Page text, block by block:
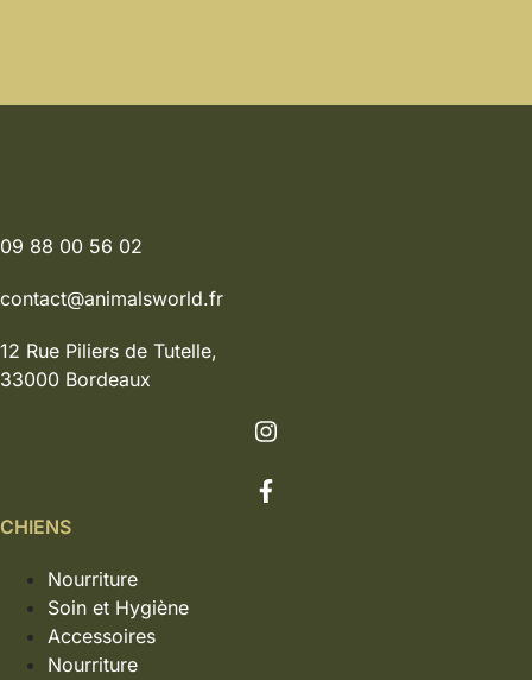
09 88 00 56 02
contact@animalsworld.fr
12 Rue Piliers de Tutelle,
33000 Bordeaux
CHIENS
Nourriture
Soin et Hygiène
Accessoires
Nourriture